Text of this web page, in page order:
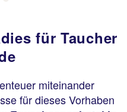
für Taucher
miteinander
für dieses Vorhaben